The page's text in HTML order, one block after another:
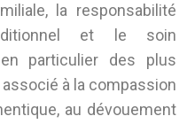
la responsabilité
et le soin
particulier des plus
à la compassion
au dévouement